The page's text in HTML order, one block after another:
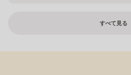
すべて見る